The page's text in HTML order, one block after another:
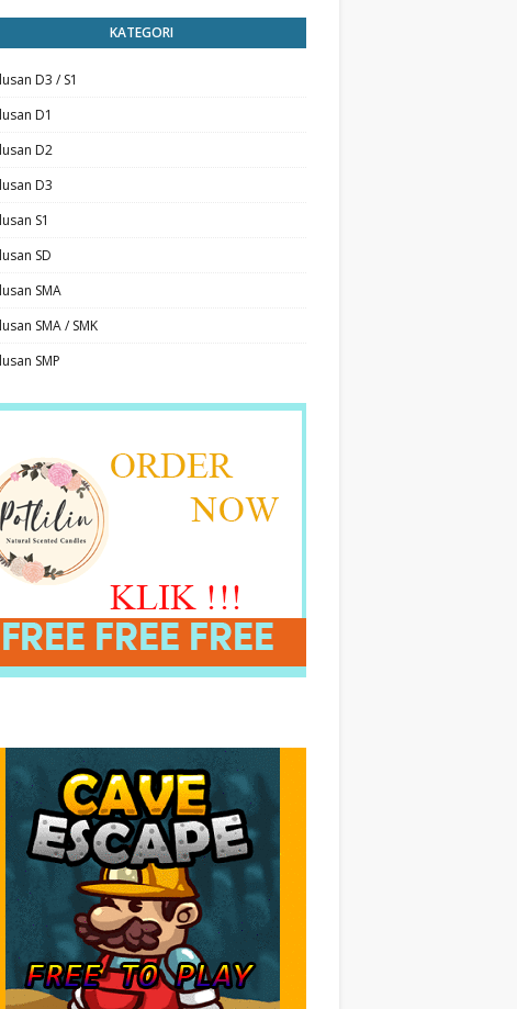
KATEGORI
D3 / S1
D1
D2
D3
S1
SD
SMA
SMA / SMK
SMP